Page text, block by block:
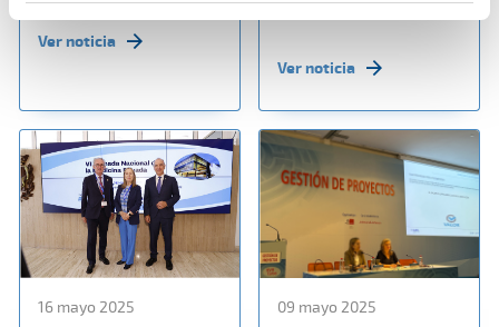
Ver noticia
Ver noticia
16 mayo 2025 09 mayo 2025